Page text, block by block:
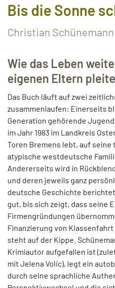
Bis die Sonne
Christian Schünemann
Wie das Leben
eigenen Eltern
Das Buch läuft auf zwei
zusammenlaufen: Einerseits
Generation gehörende
im Jahr 1983 im Landkreis
Toren Bremens lebt, auf
atypische westdeutsche
Andererseits wird in
und deren jeweils ganz
deutsche Geschichte
gut, bis sich zeigt, dass seine
Firmengründungen
Finanzierung von
steht auf der Kippe.
Krimiautor aufgefallen ist
mit Jelena Volic), legt ein
durch seine sprachliche